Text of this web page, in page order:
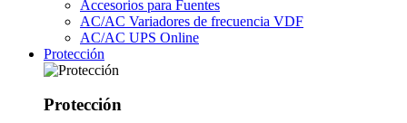
Accesorios para Fuentes
AC/AC Variadores de frecuencia VDF
AC/AC UPS Online
Protección
Protección